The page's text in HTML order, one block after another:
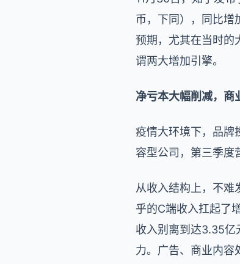
币，下同），同比增
预期，尤其在当时的
谓两大增加引擎。
净亏本大幅削减，商
疫情大环境下，品牌
容型公司，第三季度
从收入结构上，不难
乎的C端收入扛起了
收入别离到达3.35亿
力。广告、商业内容